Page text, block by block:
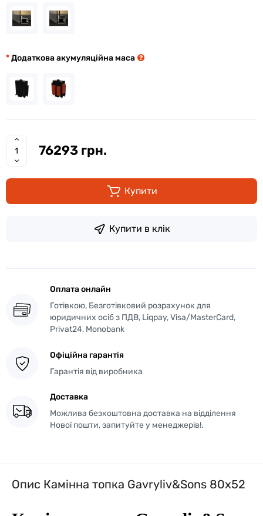
Додаткова акумуляційна маса
76293 грн.
Купити
Купити в клік
Оплата онлайн
Готівкою, Безготівковий розрахунок для
юридичних осіб з ПДВ, Liqpay, Visa/MasterCard,
Privat24, Monobank
Офіційна гарантія
Гарантія від виробника
Доставка
Можлива безкоштовна доставка на відділення
Нової пошти, запитуйте у менеджерів!.
Опис Камінна топка Gavryliv&Sons 80x52